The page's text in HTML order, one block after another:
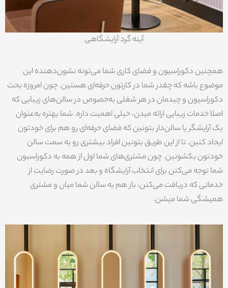
آینه گرد آرایشگاهی
همچنین دکوراسیون و فضای کاری شما می‌تونه نشون‌دهنده این
موضوع باشه که چقدر شما در کارتون حرفه‌ای هستین. چون امروزه بحث
دکوراسیون و چیدمان در هر شغلی به‌خصوص در سالن‌های زیبایی که
اصلا خدمات زیبایی ارائه میدن، خیلی اهمیت داره. شما بهتره به‌عنوان
یک آرایشگر یا سالن‌دار بتونین که فضای حرفه‌ای رو هم برای خودتون
ایجاد کنین. تا از این طریق بتونین افراد بیشتری رو به سمت سالن
خودتون بکشونین. چون مشتری‌های شما اول از همه به دکوراسیون
شما توجه می‌کنن برای انتخاب آرایشگاه و بعد در صورت رضایت از
خدماتی که دریافت می‌کنن، باز هم به سالن شما میان و مشتری
همیشگی شما میشن.